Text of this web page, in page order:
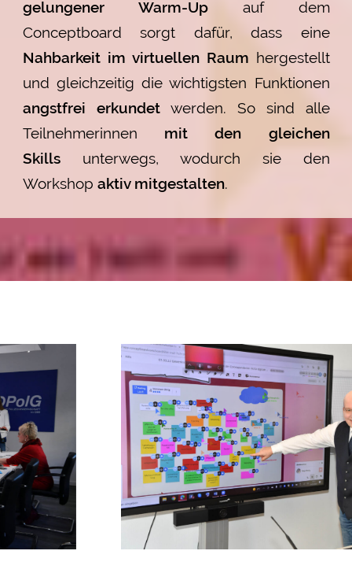
gelungener Warm-Upauf dem
Conceptboard sorgt dafür, dass eine
Nahbarkeit im virtuellen Raum hergestellt
und gleichzeitig die wichtigsten Funktionen
angstfrei erkundetwerden. So sind alle
Teilnehmerinnen mit den gleichen
Skillsunterwegs, wodurch sie den
Workshop aktiv mitgestalten.